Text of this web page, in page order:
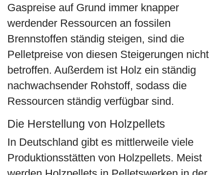
Gaspreise auf Grund immer knapper
werdender Ressourcen an fossilen
Brennstoffen ständig steigen, sind die
Pelletpreise von diesen Steigerungen nicht
betroffen. Außerdem ist Holz ein ständig
nachwachsender Rohstoff, sodass die
Ressourcen ständig verfügbar sind.
Die Herstellung von Holzpellets
In Deutschland gibt es mittlerweile viele
Produktionsstätten von Holzpellets. Meist